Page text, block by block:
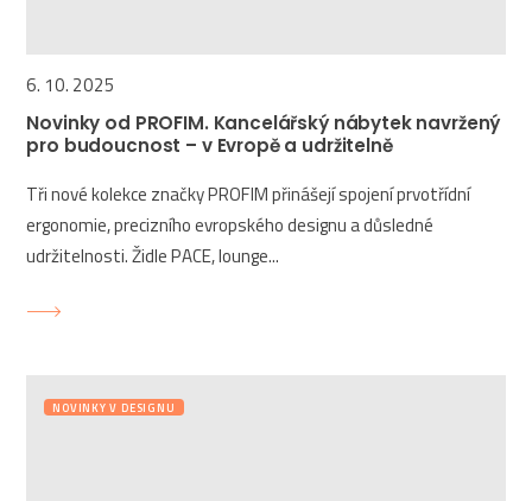
6. 10. 2025
Novinky od PROFIM. Kancelářský nábytek navržený
pro budoucnost – v Evropě a udržitelně
Tři nové kolekce značky PROFIM přinášejí spojení prvotřídní
ergonomie, precizního evropského designu a důsledné
udržitelnosti. Židle PACE, lounge...
NOVINKY V DESIGNU